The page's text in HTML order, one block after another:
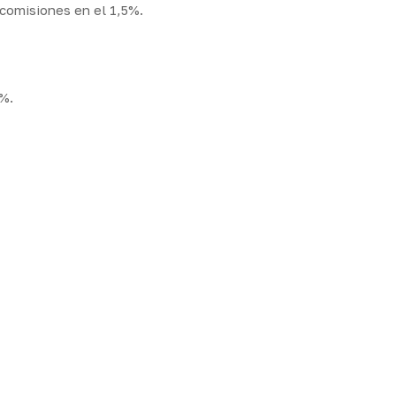
en el 1,5%.